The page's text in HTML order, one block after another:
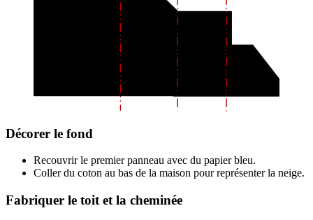
Décorer le fond
Recouvrir le premier panneau avec du papier bleu.
Coller du coton au bas de la maison pour représenter la neige.
Fabriquer le toit et la cheminée